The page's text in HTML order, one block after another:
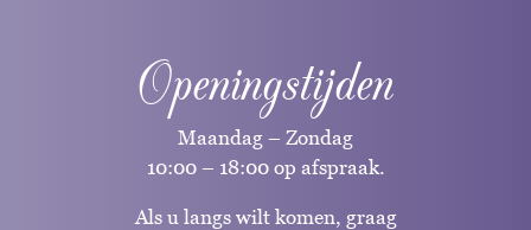
Openingstijden
Maandag – Zondag
10:00 – 18:00 op afspraak.
Als u langs wilt komen, graag